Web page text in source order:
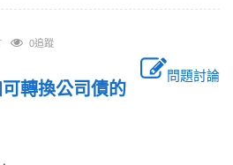
0追蹤
問題討論
轉換公司債的